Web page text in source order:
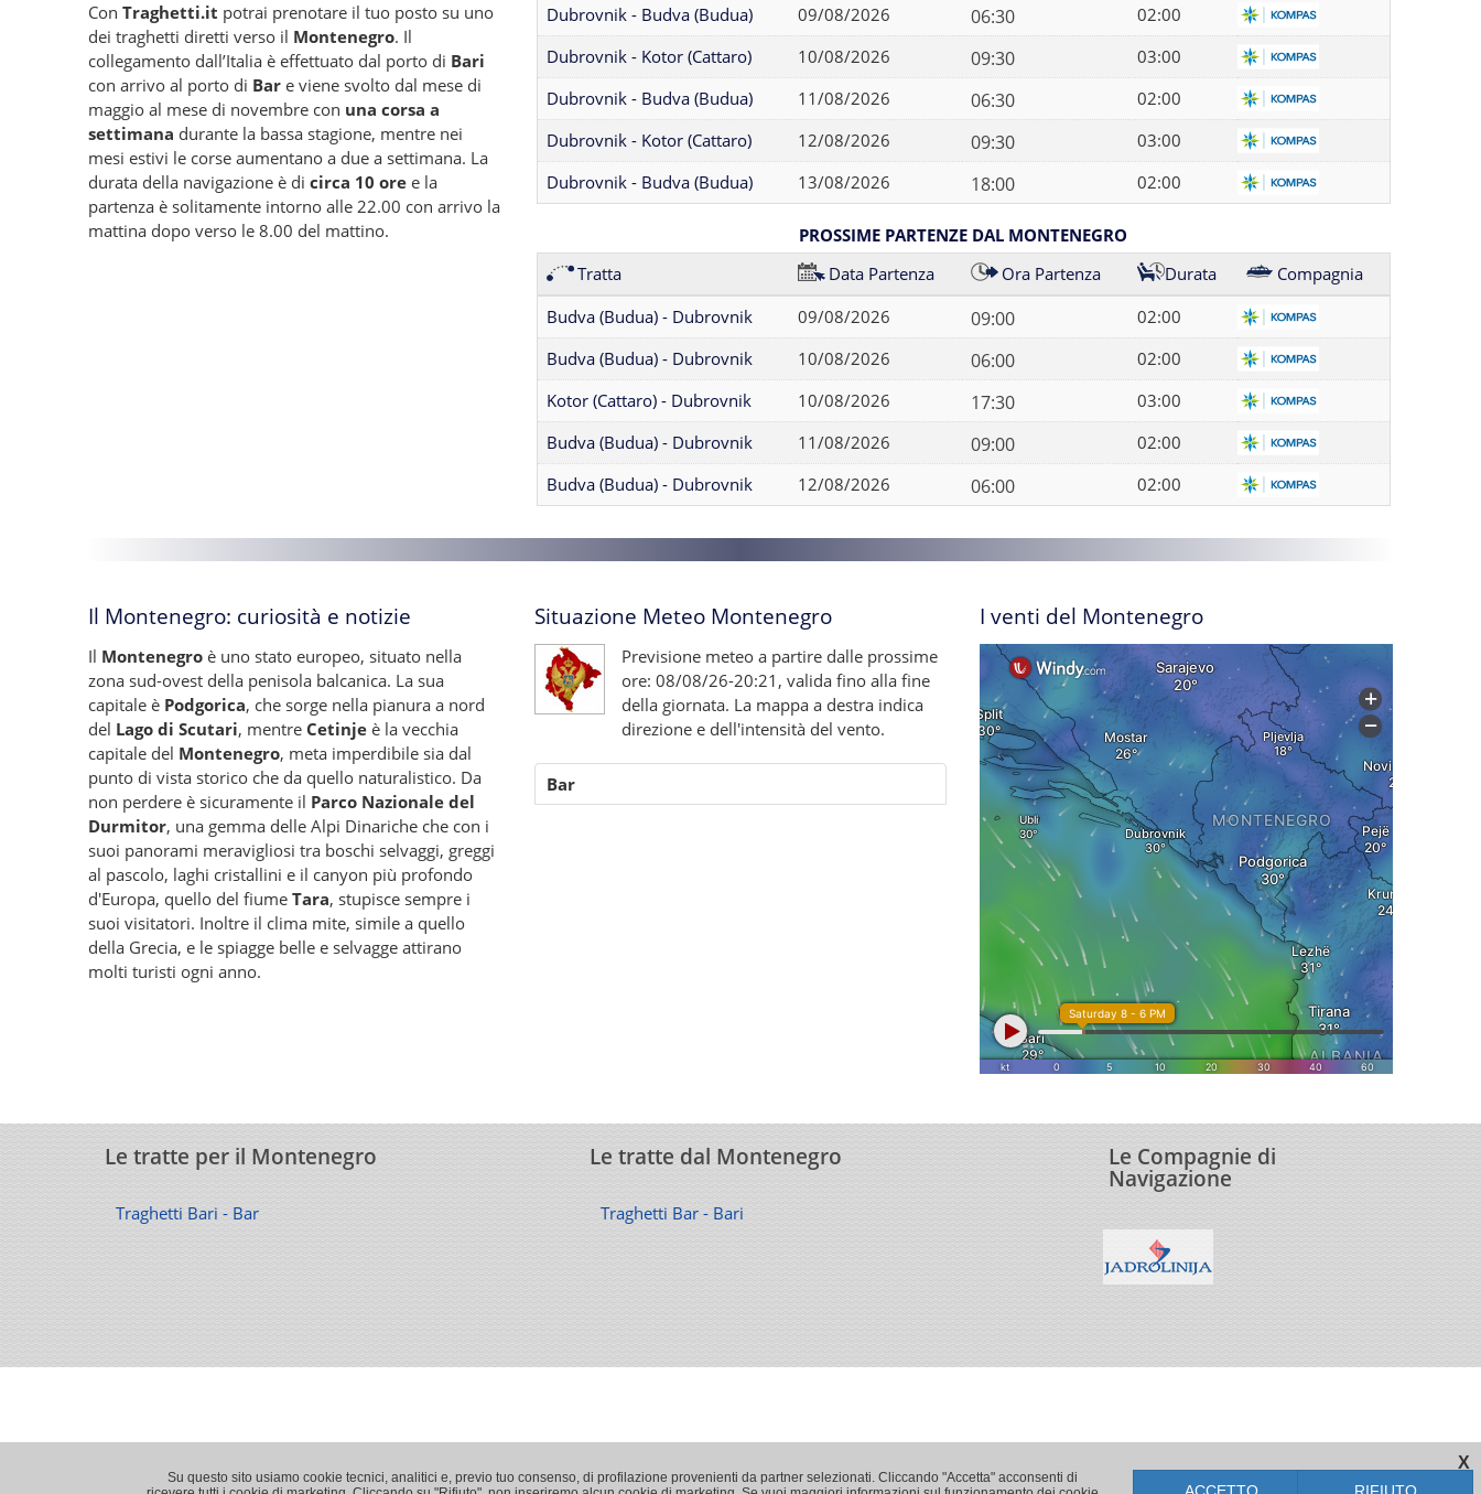
Con Traghetti.it potrai prenotare il tuo posto su uno
dei traghetti diretti verso il Montenegro. Il
collegamento dall’Italia è effettuato dal porto di Bari
con arrivo al porto di Bar e viene svolto dal mese di
maggio al mese di novembre con una corsa a
settimana durante la bassa stagione, mentre nei
mesi estivi le corse aumentano a due a settimana. La
durata della navigazione è di circa 10 ore e la
partenza è solitamente intorno alle 22.00 con arrivo la
mattina dopo verso le 8.00 del mattino.
Dubrovnik - Budva (Budua)
09/08/2026 06:30
02:00
Dubrovnik - Kotor (Cattaro)
10/08/2026 09:30
03:00
Dubrovnik - Budva (Budua)
11/08/2026 06:30
02:00
Dubrovnik - Kotor (Cattaro)
12/08/2026 09:30
03:00
Dubrovnik - Budva (Budua)
13/08/2026 18:00 02:00
PROSSIME PARTENZE DAL MONTENEGRO
Tratta
Data Partenza Ora Partenza Durata
Compagnia
Budva (Budua) - Dubrovnik
09/08/2026 09:00
02:00
Budva (Budua) - Dubrovnik
10/08/2026 06:00
02:00
Kotor (Cattaro) - Dubrovnik
10/08/2026 17:30
03:00
Budva (Budua) - Dubrovnik
11/08/2026 09:00
02:00
Budva (Budua) - Dubrovnik
12/08/2026 06:00 02:00
Il Montenegro: curiosità e notizie
Il Montenegro è uno stato europeo, situato nella
zona sud-ovest della penisola balcanica. La sua
capitale è Podgorica, che sorge nella pianura a nord
del Lago di Scutari, mentre Cetinje è la vecchia
capitale del Montenegro, meta imperdibile sia dal
punto di vista storico che da quello naturalistico. Da
non perdere è sicuramente il Parco Nazionale del
Durmitor, una gemma delle Alpi Dinariche che con i
suoi panorami meravigliosi tra boschi selvaggi, greggi
al pascolo, laghi cristallini e il canyon più profondo
d'Europa, quello del fiume Tara, stupisce sempre i
suoi visitatori. Inoltre il clima mite, simile a quello
della Grecia, e le spiagge belle e selvagge attirano
molti turisti ogni anno.
Situazione Meteo Montenegro
Previsione meteo a partire dalle prossime
ore: 08/08/26-20:21, valida fino alla fine
della giornata. La mappa a destra indica
direzione e dell'intensità del vento.
Bar
I venti del Montenegro
Le tratte per il Montenegro
Traghetti Bari - Bar
Le tratte dal Montenegro
Traghetti Bar - Bari
Le Compagnie di
Navigazione
X
Su questo sito usiamo cookie tecnici, analitici e, previo tuo consenso, di profilazione provenienti da partner selezionati. Cliccando "Accetta" acconsenti di